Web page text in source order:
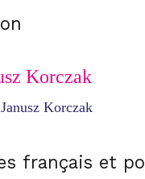
Korczak
Korczak
français et